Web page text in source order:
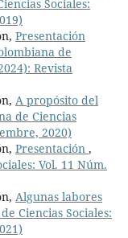
Sociales:
Presentación
de
Revista
A propósito del
de Ciencias
2020)
Presentación ,
Vol. 11 Núm.
Algunas labores
Ciencias Sociales: